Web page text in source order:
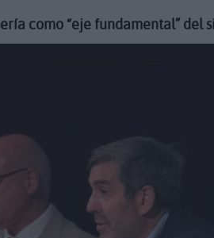
como “eje fundamental” del